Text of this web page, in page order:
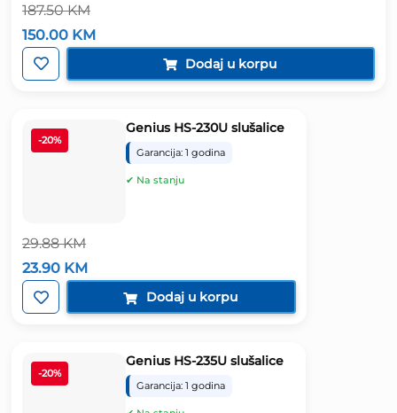
187.50KM
Izvorna
cijena
bila
je:
150.00 KM
cijena
150.00 KM.
Dodaj u korpu
-20%
29.88KM
Izvorna
cijena
bila
je:
23.90 KM
cijena
23.90 KM.
Genius HS-230U slušalice
Garancija: 1 godina
✔ Na stanju
Dodaj u korpu
-20%
Genius HS-235U slušalice
Garancija: 1 godina